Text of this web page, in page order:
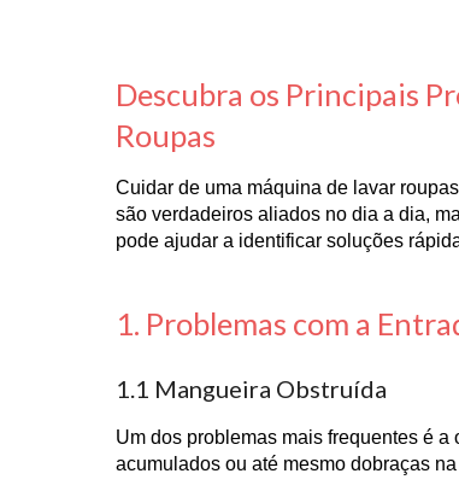
Descubra os Principais
Roupas
Cuidar de uma máquina de lavar
são verdadeiros aliados no dia a dia,
pode ajudar a identificar soluções
1. Problemas com a
1.1 Mangueira Obstruída
Um dos problemas mais frequentes é
acumulados ou até mesmo dobraças